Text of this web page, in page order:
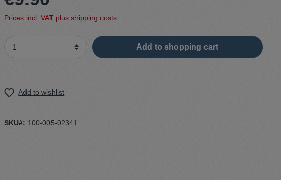
Cardigan
Prices incl. VAT plus shipping costs
Add to shopping cart
Add to wishlist
SKU#: 100-005-02341